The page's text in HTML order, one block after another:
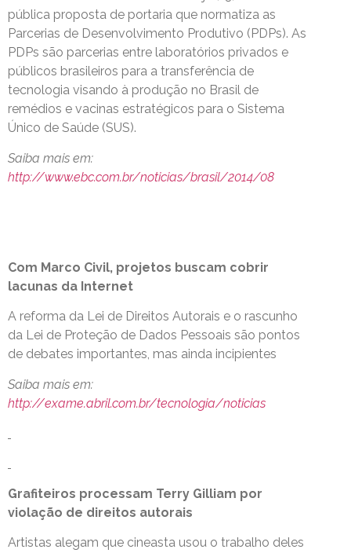
pública proposta de portaria que normatiza as
Parcerias de Desenvolvimento Produtivo (PDPs). As
PDPs são parcerias entre laboratórios privados e
públicos brasileiros para a transferência de
tecnologia visando à produção no Brasil de
remédios e vacinas estratégicos para o Sistema
Único de Saúde (SUS).
Saiba mais em:
http://www.ebc.com.br/noticias/brasil/2014/08
Com Marco Civil, projetos buscam cobrir
lacunas da Internet
A reforma da Lei de Direitos Autorais e o rascunho
da Lei de Proteção de Dados Pessoais são pontos
de debates importantes, mas ainda incipientes
Saiba mais em:
http://exame.abril.com.br/tecnologia/noticias
Grafiteiros processam Terry Gilliam por
violação de direitos autorais
Artistas alegam que cineasta usou o trabalho deles